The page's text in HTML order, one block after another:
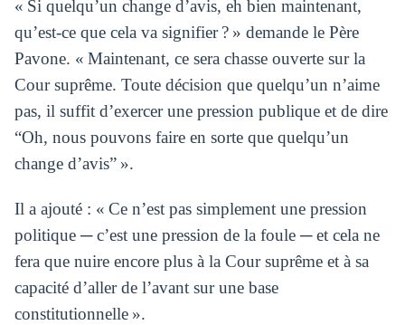
« Si quelqu’un change d’avis, eh bien maintenant,
qu’est-ce que cela va signifier ? » demande le Père
Pavone. « Maintenant, ce sera chasse ouverte sur la
Cour suprême. Toute décision que quelqu’un n’aime
pas, il suffit d’exercer une pression publique et de dire
“Oh, nous pouvons faire en sorte que quelqu’un
change d’avis” ».
Il a ajouté : « Ce n’est pas simplement une pression
politique ─ c’est une pression de la foule ─ et cela ne
fera que nuire encore plus à la Cour suprême et à sa
capacité d’aller de l’avant sur une base
constitutionnelle ».